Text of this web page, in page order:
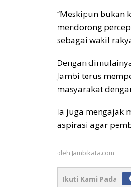
“Meskipun bukan
mendorong
sebagai wakil
Dengan
Jambi terus
masyarakat
Ia juga mengajak
aspirasi agar
oleh Jambikata.com
Ikuti Kami Pada